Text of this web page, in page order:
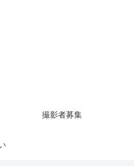
撮影者募集